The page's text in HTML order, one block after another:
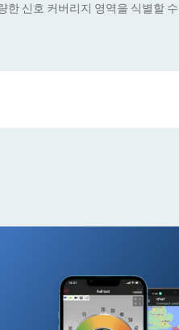
신호 커버리지 영역을 식별할